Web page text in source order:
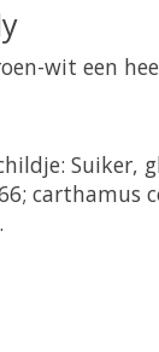
wit een
carthamus